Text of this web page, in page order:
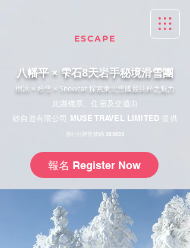
ESCAPE
八幡平 × 雫石8天岩手秘境滑雪團
樹冰 × 粉雪 × Snowcat 探索東北雪國最純粹之魅力
此團機票、住宿及交通由
妙自遊有限公司 MUSE TRAVEL LIMITED 提供
旅行社牌照號碼 353653
報名 Register Now